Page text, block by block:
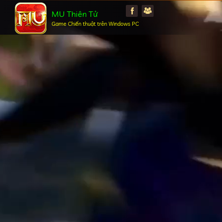
MU Thiên Tử
Game Chiến thuật trên Windows PC